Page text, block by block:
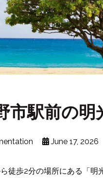
市駅前の明
June 17, 2026
徒歩2分の場所にある「明